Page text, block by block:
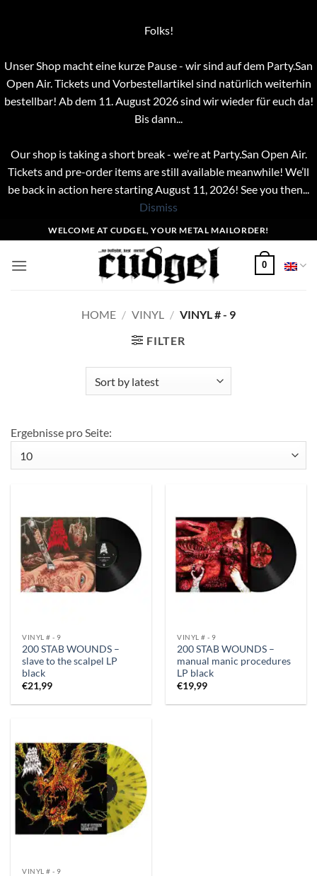
Folks!
Unser Shop macht eine kurze Pause - wir sind auf dem Party.San
Open Air. Tickets und Vorbestellartikel sind natürlich weiterhin
bestellbar! Ab dem 11. August 2026 sind wir wieder für euch da!
Bis dann...
Our shop is taking a short break - we’re at Party.San Open Air.
Tickets and pre-order items are still available meanwhile! We’ll
be back in action here starting August 11, 2026! See you then...
Dismiss
to
content
WELCOME AT CUDGEL, YOUR METAL MAILORDER!
0
HOME / VINYL / VINYL # - 9
FILTER
Ergebnisse pro Seite:
VINYL # - 9
200 STAB WOUNDS –
slave to the scalpel LP
black
€21,99
VINYL # - 9
200 STAB WOUNDS –
manual manic procedures
LP black
€19,99
VINYL # - 9